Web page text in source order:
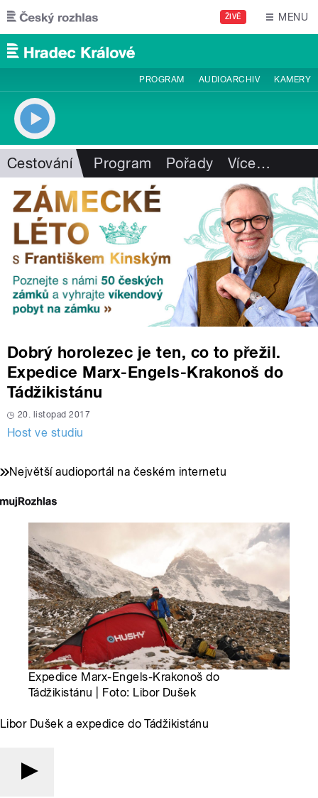
Přejít k hlavnímu obsahu
ŽIVĚ MENU
PROGRAM AUDIOARCHIV KAMERY
Cestování Program Pořady Více…
Dobrý horolezec je ten, co to přežil.
Expedice Marx-Engels-Krakonoš do
Tádžikistánu
20. listopad 2017
Host ve studiu
Největší audioportál na českém internetu
Expedice Marx-Engels-Krakonoš do
Tádžikistánu | Foto: Libor Dušek
Libor Dušek a expedice do Tádžikistánu